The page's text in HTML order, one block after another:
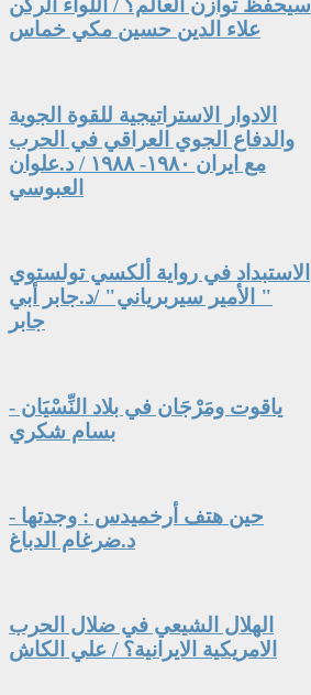
سيحفظ توازن العالم؟ / اللواء الركن
علاء الدين حسين مكي خماس
الادوار الاستراتيجية للقوة الجوية
والدفاع الجوي العراقي في الحرب
مع ايران ١٩٨٠- ١٩٨٨ / د.علوان
العبوسي
الاستبداد في رواية ألكسي تولستوي
" الأمير سيربرياني" /د.جابر أبي
جابر
ياقوت ومَرْجَان في بلاد النِّسْيَان -
بسام شكري
حين هتف أرخميدس : وجدتها -
د.ضرغام الدباغ
الهلال الشيعي في ضلال الحرب
الامريكية الايرانية؟ / علي الكاش